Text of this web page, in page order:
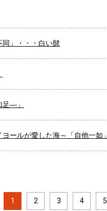
同」・・・白い髭
足―」
ールが愛した海～「自他一如」
1 2 3 4 5